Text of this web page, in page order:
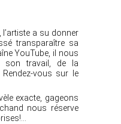
l’artiste a su donner
transparaître sa
YouTube, il nous
son travail, de la
vous sur le
exacte, gageons
nous réserve